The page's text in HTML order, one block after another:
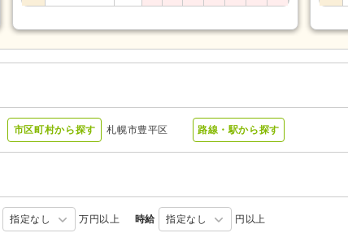
市区町村から探す 札幌市豊平区 路線・駅から探す
指定なし 万円以上 時給 指定なし 円以上